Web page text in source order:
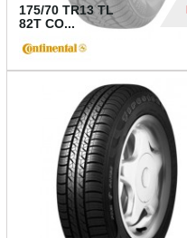
175/70 TR13 TL
82T CO...